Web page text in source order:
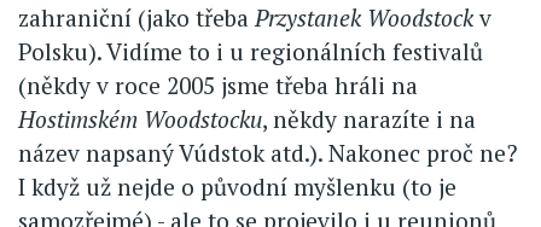
zahraniční (jako třeba Przystanek Woodstock v
Polsku). Vidíme to i u regionálních festivalů
(někdy v roce 2005 jsme třeba hráli na
Hostimském Woodstocku, někdy narazíte i na
název napsaný Vúdstok atd.). Nakonec proč ne?
I když už nejde o původní myšlenku (to je
samozřejmé) - ale to se projevilo i u reunionů